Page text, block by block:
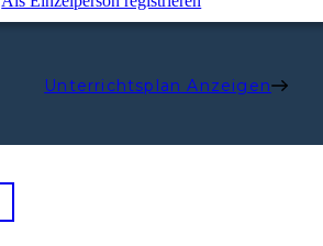
Unterrichtsplan Anzeigen